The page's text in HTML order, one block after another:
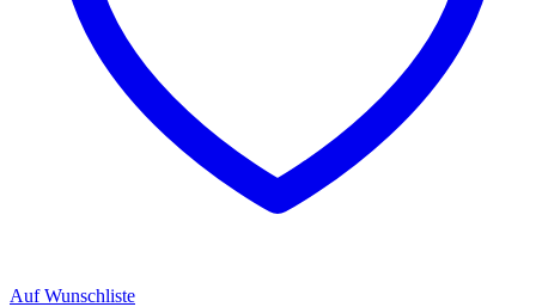
Auf Wunschliste